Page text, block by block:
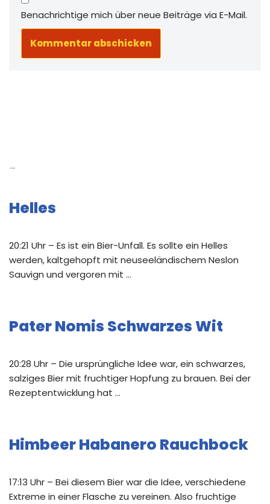
Benachrichtige mich über neue Beiträge via E-Mail.
Helles
20:21 Uhr – Es ist ein Bier-Unfall. Es sollte ein Helles
werden, kaltgehopft mit neuseeländischem Neslon
Sauvign und vergoren mit …
Pater Nomis Schwarzes Wit
20:28 Uhr – Die ursprüngliche Idee war, ein schwarzes,
salziges Bier mit fruchtiger Hopfung zu brauen. Bei der
Rezeptentwicklung hat …
Himbeer Habanero Rauchbock
17:13 Uhr – Bei diesem Bier war die Idee, verschiedene
Extreme in einer Flasche zu vereinen. Also fruchtige